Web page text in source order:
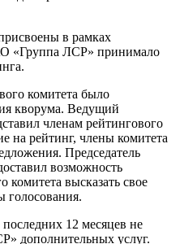
в рамках
«Группа ЛСР» принимало
комитета было
кворума. Ведущий
членам рейтингового
на рейтинг, члены комитета
Председатель
возможность
комитета высказать свое
голосования.
12 месяцев не
дополнительных услуг.